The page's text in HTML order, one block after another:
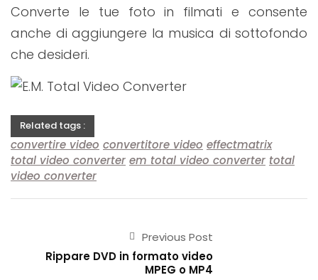
Converte le tue foto in filmati e consente
anche di aggiungere la musica di sottofondo
che desideri.
Related tags :
convertire video convertitore video effectmatrix
total video converter em total video converter total
video converter
Previous Post
Rippare DVD in formato video
MPEG o MP4